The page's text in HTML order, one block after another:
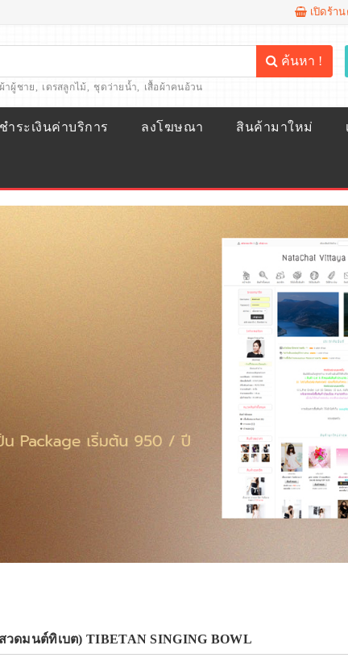
เปิดร้า
ค้นหา !
าผู้ชาย, เดรสลูกไม้, ชุดว่ายน้ำ, เสื้อผ้าคนอ้วน
ชำระเงินค่าบริการ ลงโฆษณา สินค้ามาใหม่
วดมนต์ทิเบต) TIBETAN SINGING BOWL